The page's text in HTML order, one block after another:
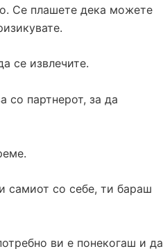
Се плашете дека можете
се извлечите.
со партнерот, за да
самиот со себе, ти бараш
ви е понекогаш и да